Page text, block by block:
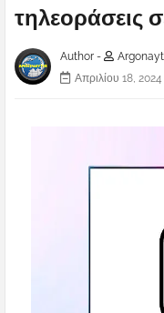
τηλεοράσεις
Author -
Απριλίου 18, 2024